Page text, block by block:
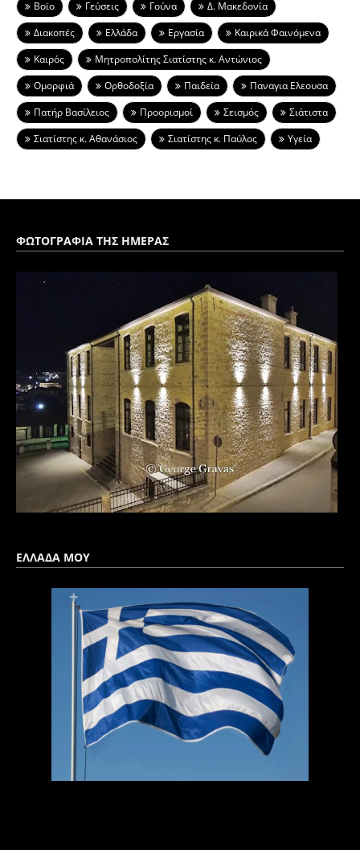
Βοϊο
Γεύσεις Γούνα
Δ. Μακεδονία
Διακοπές
Ελλάδα Εργασία
Καιρικά Φαινόμενα
Καιρός
Μητροπολίτης Σιατίστης κ. Αντώνιος
Ομορφιά
Ορθοδοξία Παιδεία
Παναγια Ελεουσα
Πατήρ Βασίλειος
Προορισμοί Σεισμός
Σιάτιστα
Σιατίστης κ. Αθανάσιος
Σιατίστης κ. Παύλος Υγεία
ΦΩΤΟΓΡΑΦΙΑ ΤΗΣ ΗΜΕΡΑΣ
ΕΛΛΑΔΑ ΜΟΥ